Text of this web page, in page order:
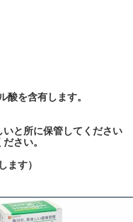
酸を含有します。
いと所に保管してください
さい。
ます）